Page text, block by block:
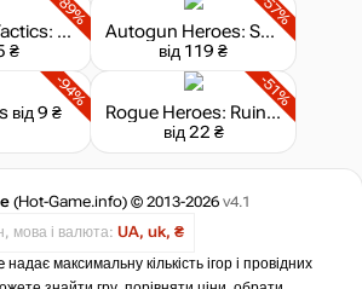
-89%
Grotesque Tactics: Evil Heroes
₴
-57%
Autogun Heroes: Supercharged
від 119 ₴
-94%
від 9 ₴
-51%
Rogue Heroes: Ruins of Tasos - Bomber Class Pack
від 22 ₴
(Hot-Game.info) © 2013-2026 v4.1
мова і валюта: UA, uk, ₴
максимальну кількість ігор і провідних